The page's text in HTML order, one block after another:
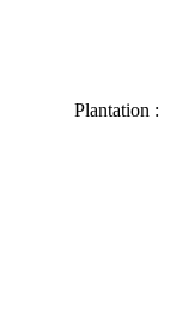
Plantation :